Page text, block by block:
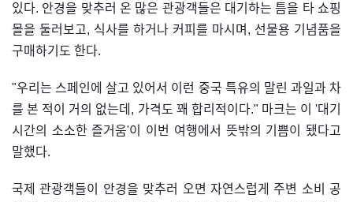
있다. 안경을 맞추러 온 많은 관광객들은 대기하는 틈을 타 쇼핑
몰을 둘러보고, 식사를 하거나 커피를 마시며, 선물용 기념품을
구매하기도 한다.
"우리는 스페인에 살고 있어서 이런 중국 특유의 말린 과일과 차
를 본 적이 거의 없는데, 가격도 꽤 합리적이다." 마크는 이 '대기
시간의 소소한 즐거움'이 이번 여행에서 뜻밖의 기쁨이 됐다고
말했다.
국제 관광객들이 안경을 맞추러 오면 자연스럽게 주변 소비 공